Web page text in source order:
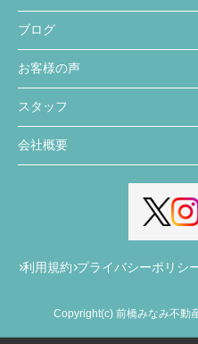
ブログ
お客様の声
スタッフ
会社概要
利用規約 プライバシーポリシ
Copyright(c) 前橋みなみ不動